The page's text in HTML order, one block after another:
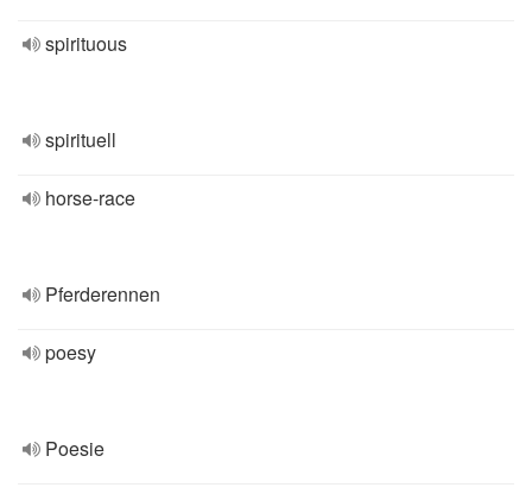
spirituous
spirituell
horse-race
Pferderennen
poesy
Poesie